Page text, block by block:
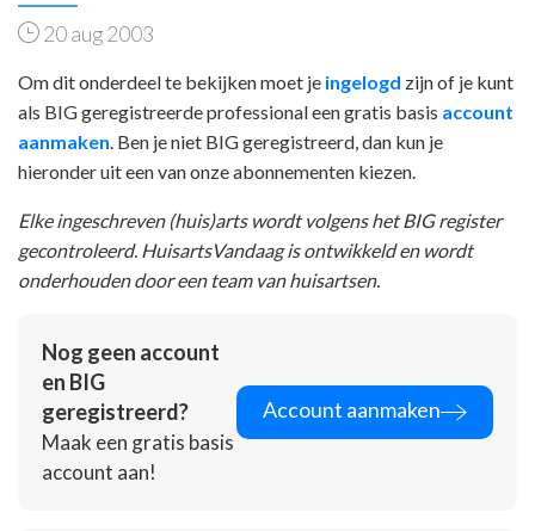
20 aug 2003
Om dit onderdeel te bekijken moet je ingelogd zijn of je kunt
als BIG geregistreerde professional een gratis basis account
aanmaken . Ben je niet BIG geregistreerd, dan kun je
hieronder uit een van onze abonnementen kiezen.
Elke ingeschreven (huis)arts wordt volgens het BIG register
gecontroleerd. HuisartsVandaag is ontwikkeld en wordt
onderhouden door een team van huisartsen.
Nog geen account
en BIG
geregistreerd?
Maak een gratis basis
account aan!
Account aanmaken